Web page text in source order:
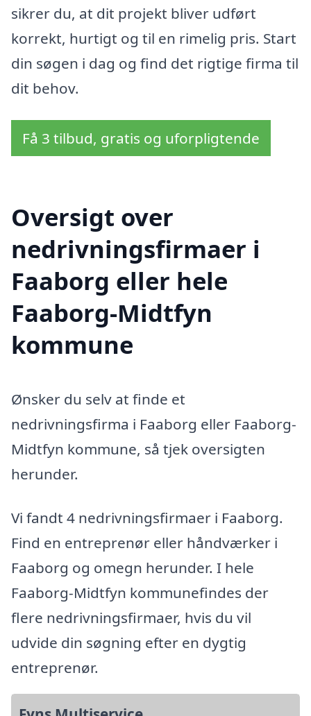
sikrer du, at dit projekt bliver udført
korrekt, hurtigt og til en rimelig pris. Start
din søgen i dag og find det rigtige firma til
dit behov.
Få 3 tilbud, gratis og uforpligtende
Oversigt over
nedrivningsfirmaer i
Faaborg eller hele
Faaborg-Midtfyn
kommune
Ønsker du selv at finde et
nedrivningsfirma i Faaborg eller Faaborg-
Midtfyn kommune, så tjek oversigten
herunder.
Vi fandt 4 nedrivningsfirmaer i Faaborg.
Find en entreprenør eller håndværker i
Faaborg og omegn herunder. I hele
Faaborg-Midtfyn kommunefindes der
flere nedrivningsfirmaer, hvis du vil
udvide din søgning efter en dygtig
entreprenør.